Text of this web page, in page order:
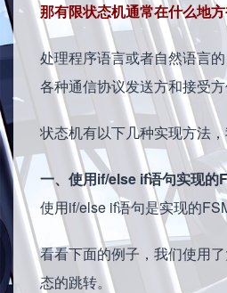
那有限状态机通常在什么地
处理程序语言或者自然语言
各种通信协议发送方和接受
状态机有以下几种实现方法
一、使用if/else if语句实现的
使用if/else if语句是实现的
看看下面的例子，我们使用
态的跳转。